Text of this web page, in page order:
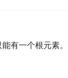
有一个根元素。